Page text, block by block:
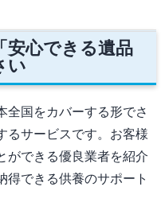
安心できる遺品
い
全国をカバーする形でさ
るサービスです。お客様
ができる優良業者を紹介
得できる供養のサポート